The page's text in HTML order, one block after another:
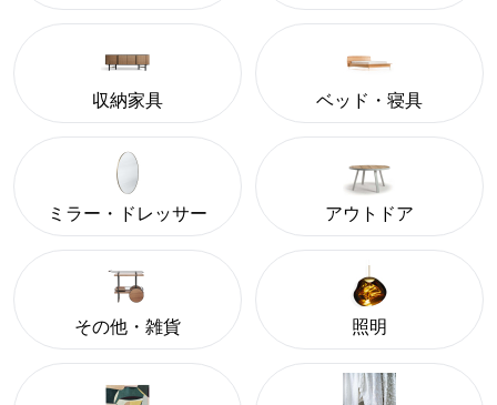
収納家具 ベッド・寝具
ミラー・ドレッサー アウトドア
その他・雑貨 照明